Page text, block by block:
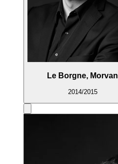
Le Borgne, Morvan
2014/2015